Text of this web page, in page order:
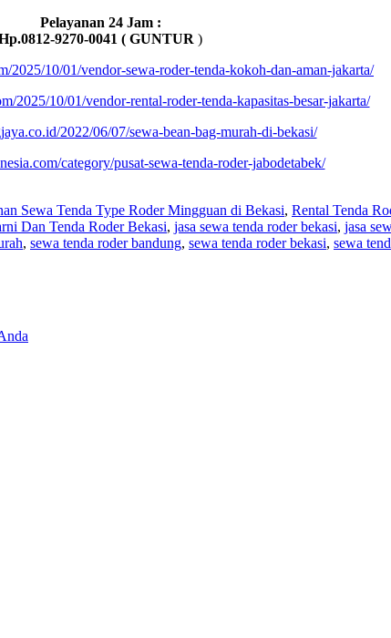
Pelayanan 24 Jam :
9270-0041 ( GUNTUR )
2025/10/01/vendor-sewa-roder-tenda-kokoh-dan-aman-jakarta/
2025/10/01/vendor-rental-roder-tenda-kapasitas-besar-jakarta/
2022/06/07/sewa-bean-bag-murah-di-bekasi/
category/pusat-sewa-tenda-roder-jabodetabek/
Sewa Tenda Type Roder Mingguan di Bekasi, Rental Tenda
Dan Tenda Roder Bekasi, jasa sewa tenda roder bekasi, jasa
, sewa tenda roder bandung, sewa tenda roder bekasi, sewa